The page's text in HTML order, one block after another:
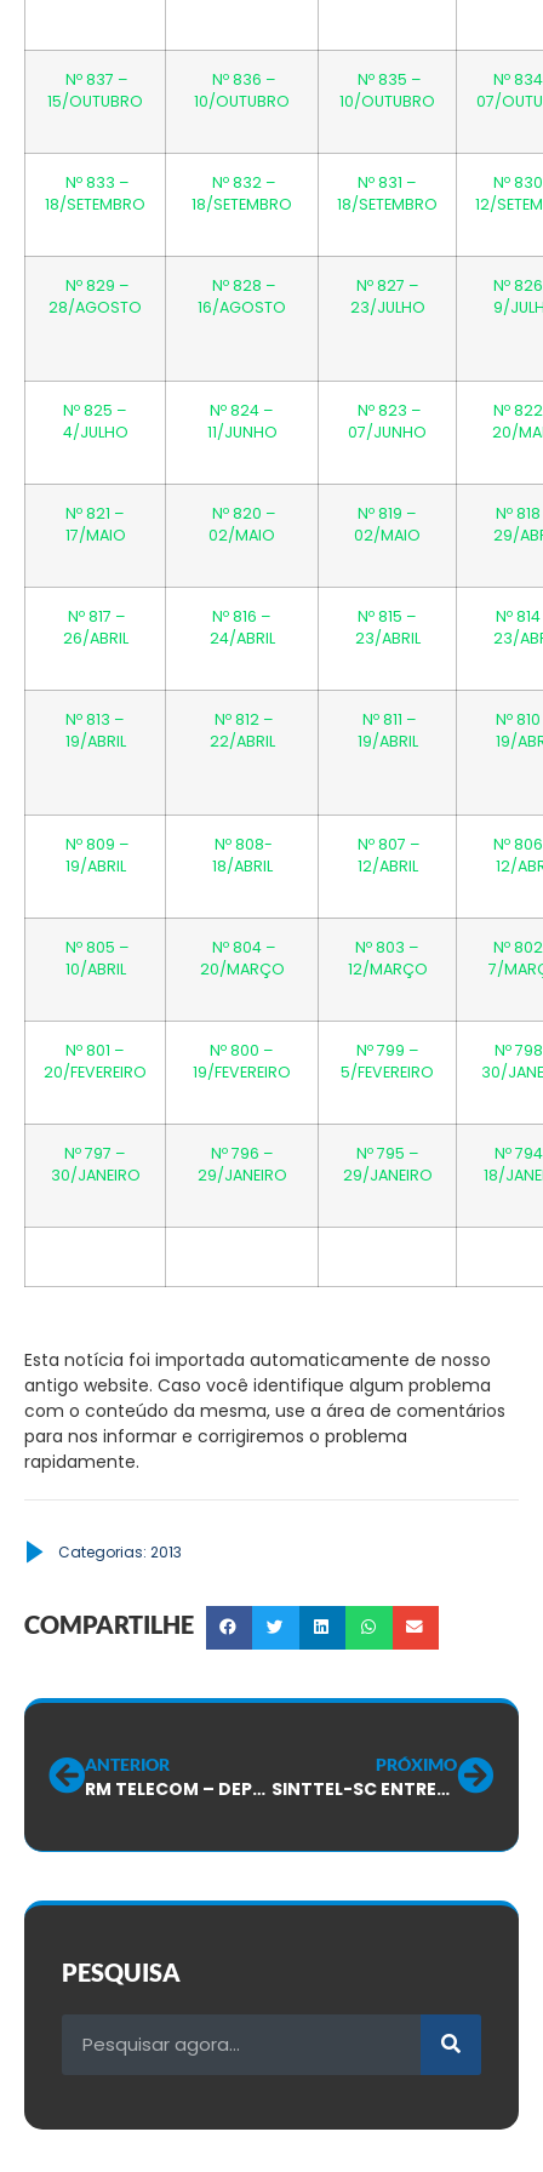
Nº 837 –
15/OUTUBRO
Nº 836 –
10/OUTUBRO
Nº 835 –
10/OUTUBRO
Nº
07/
Nº 833 –
18/SETEMBRO
Nº 832 –
18/SETEMBRO
Nº 831 –
18/SETEMBRO
Nº
12/
Nº 829 –
28/AGOSTO
Nº 828 –
16/AGOSTO
Nº 827 –
23/JULHO
Nº
9/
Nº 825 –
4/JULHO
Nº 824 –
11/JUNHO
Nº 823 –
07/JUNHO
Nº
20/
Nº 821 –
17/MAIO
Nº 820 –
02/MAIO
Nº 819 –
02/MAIO
Nº
29/
Nº 817 –
26/ABRIL
Nº 816 –
24/ABRIL
Nº 815 –
23/ABRIL
Nº
23/
Nº 813 –
19/ABRIL
Nº 812 –
22/ABRIL
Nº 811 –
19/ABRIL
Nº
19/
Nº 809 –
19/ABRIL
Nº 808-
18/ABRIL
Nº 807 –
12/ABRIL
Nº
12/
Nº 805 –
10/ABRIL
Nº 804 –
20/MARÇO
Nº 803 –
12/MARÇO
Nº
7/
Nº 801 –
20/FEVEREIRO
Nº 800 –
19/FEVEREIRO
Nº 799 –
5/FEVEREIRO
Nº
30/
Nº 797 –
30/JANEIRO
Nº 796 –
29/JANEIRO
Nº 795 –
29/JANEIRO
Nº
18/
Esta notícia foi importada automaticamente de nosso
antigo website. Caso você identifique algum problema
com o conteúdo da mesma, use a área de comentários
para nos informar e corrigiremos o problema
rapidamente.
Categorias: 2013
COMPARTILHE
ANTERIOR
RM TELECOM – DEPOIS DO SUSTO, COMEÇA A CAIR NA CONTA!
PRÓXIMO
SINTTEL-SC ENTREGA CARTEIRINHAS PARA SINDICALIZADOS!
PESQUISA